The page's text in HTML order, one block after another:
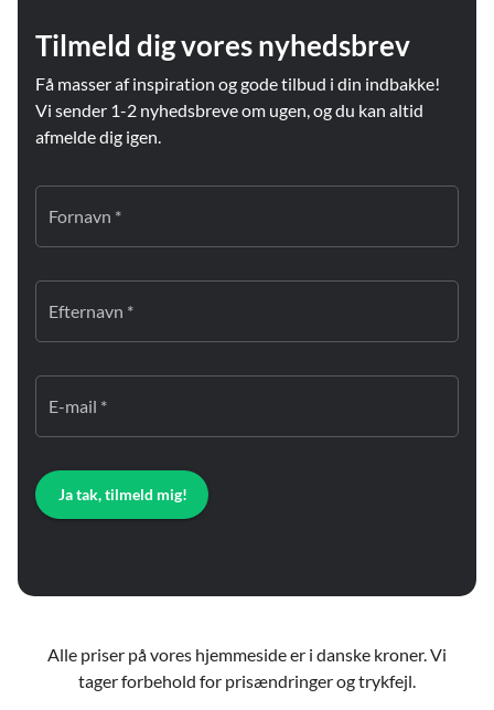
Tilmeld dig vores nyhedsbrev
Få masser af inspiration og gode tilbud i din indbakke!
Vi sender 1-2 nyhedsbreve om ugen, og du kan altid
afmelde dig igen.
Fornavn *
Efternavn *
E-mail *
Ja tak, tilmeld mig!
Alle priser på vores hjemmeside er i danske kroner. Vi
tager forbehold for prisændringer og trykfejl.